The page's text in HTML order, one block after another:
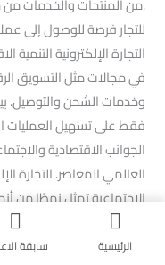
للتجار فرصة للوصول إلى
التجارة الإلكترونية
في مجالات مثل التسويق
وخدمات الشحن والتوصيل.
فقط على تسهيل العمليات
الجوانب الاقتصادية
العالمي المعاصر. التجارة
الاجتماعية تمثل نمطًا من
وسائل التواصل
للتسويق والبيع. هذا النوع
الرئيسية سابقة